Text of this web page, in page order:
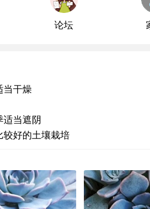
论坛
当干燥
适当遮阴
较好的土壤栽培